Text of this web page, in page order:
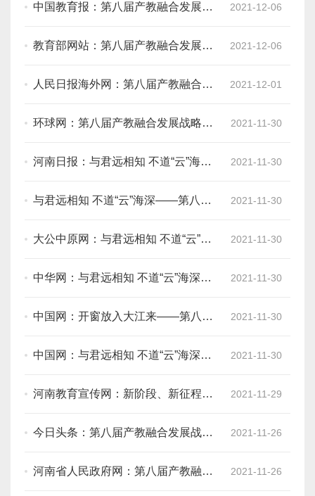
中国教育报：第八届产教融合发展战
2021-12-06
教育部网站：第八届产教融合发展战
2021-12-06
人民日报海外网：第八届产教融合发
2021-12-01
环球网：第八届产教融合发展战略国
2021-11-30
河南日报：与君远相知 不道“云”海深
坛综述
2021-11-30
与君远相知 不道“云”海深——第八届
2021-11-30
大公中原网：与君远相知 不道“云”海
论坛综述
2021-11-30
中华网：与君远相知 不道“云”海深
坛综述
2021-11-30
中国网：开窗放入大江来——第八届
记
2021-11-30
中国网：与君远相知 不道“云”海深
坛综述
2021-11-30
河南教育宣传网：新阶段、新征程！
幕
2021-11-29
今日头条：第八届产教融合发展战略
2021-11-26
河南省人民政府网：第八届产教融合
2021-11-26